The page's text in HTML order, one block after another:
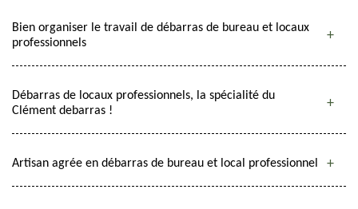
Bien organiser le travail de débarras de bureau et locaux
professionnels
Débarras de locaux professionnels, la spécialité du
Clément debarras !
Artisan agrée en débarras de bureau et local professionnel